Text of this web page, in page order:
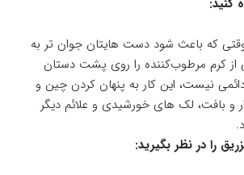
کنید:
که باعث شود دست هایتان جوان تر به
از کرم مرطوب‌کننده را روی پشت دستان
دائمی نیست، این کار به پنهان کردن چین و
و بافت، لک های خورشیدی و علائم دیگر
را در نظر بگیرید: